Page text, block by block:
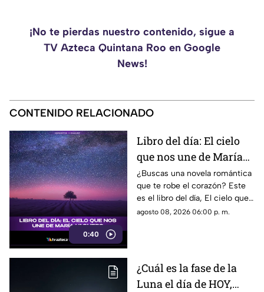
¡No te pierdas nuestro contenido, sigue a
TV Azteca Quintana Roo en Google
News!
CONTENIDO RELACIONADO
0:40
Libro del día: El cielo
que nos une de María
Vaquero
¿Buscas una novela romántica
que te robe el corazón? Este
es el libro del día, El cielo que
nos une, de María Vaquero.
agosto 08, 2026 06:00 p. m.
¿Cuál es la fase de la
Luna el día de HOY,